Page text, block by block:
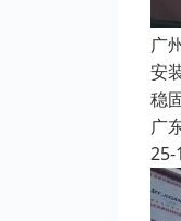
广
安
稳
广
25-